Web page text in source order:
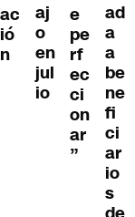
ac
ió
n
aj
o
en
jul
io
e
pe
rf
ec
ci
on
ar
”
ad
a
a
be
ne
fi
ci
ar
io
s